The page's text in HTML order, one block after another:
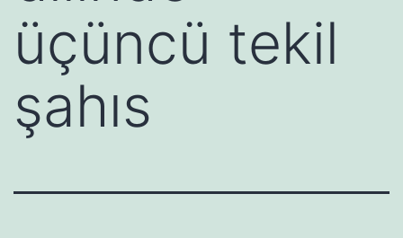
üçüncü tekil
şahıs